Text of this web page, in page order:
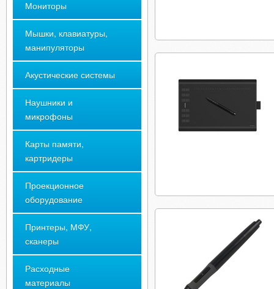
Мониторы
Мышки, клавиатуры,
манипуляторы
Акустические системы
Наушники и
микрофоны
Карты памяти,
картридеры
Проекционное
оборудование
Принтеры, МФУ,
сканеры
Расходные
материалы